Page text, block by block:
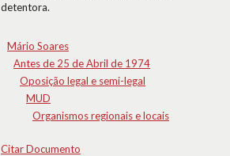
detentora.
Mário Soares
Antes de 25 de Abril de 1974
Oposição legal e semi-legal
MUD
Organismos regionais e locais
Citar Documento